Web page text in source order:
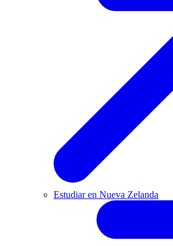
Estudiar en Nueva Zelanda